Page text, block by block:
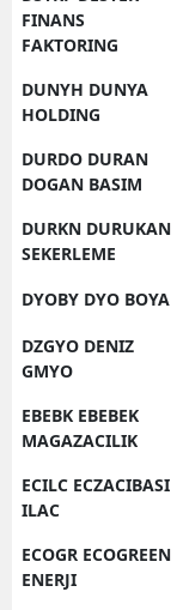
FINANS
FAKTORING
DUNYH DUNYA
HOLDING
DURDO DURAN
DOGAN BASIM
DURKN DURUKAN
SEKERLEME
DYOBY DYO BOYA
DZGYO DENIZ
GMYO
EBEBK EBEBEK
MAGAZACILIK
ECILC ECZACIBASI
ILAC
ECOGR ECOGREEN
ENERJI